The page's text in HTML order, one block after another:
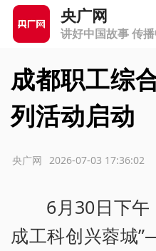
央广网
讲好中国故事 传
成都职工综
列活动启动
2026-07-03 17:36:02
央广网
6月30日下午
成工科创兴蓉城